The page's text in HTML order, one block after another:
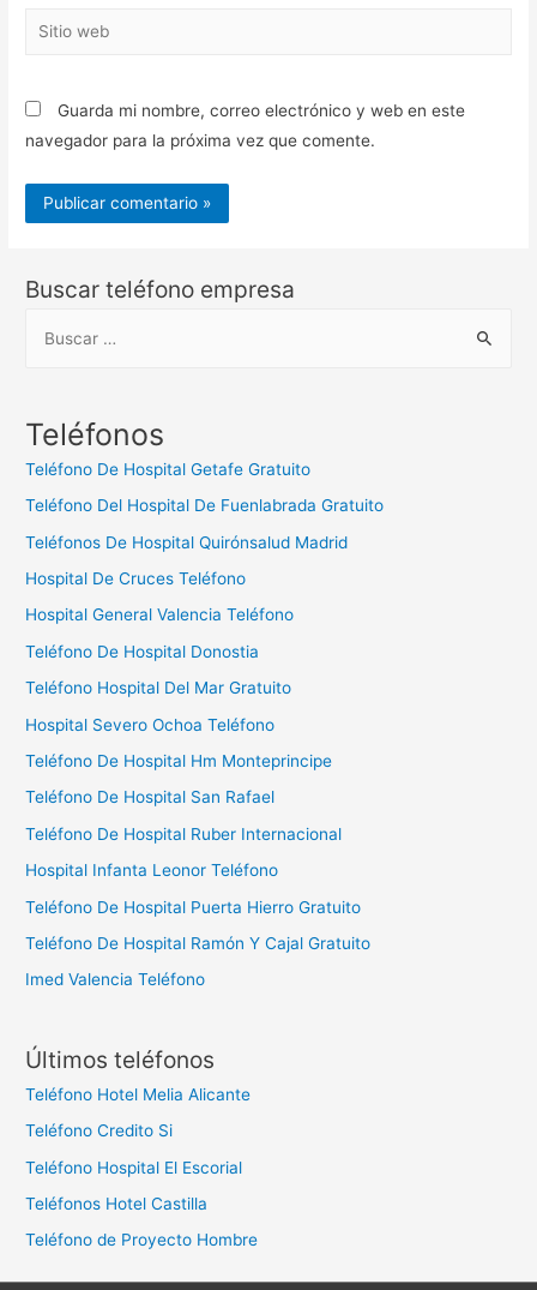
Sitio
Guarda mi nombre, correo electrónico y web en este
navegador para la próxima vez que comente.
Buscar teléfono empresa
c
:
Teléfonos
Teléfono De Hospital Getafe Gratuito
Teléfono Del Hospital De Fuenlabrada Gratuito
Teléfonos De Hospital Quirónsalud Madrid
Hospital De Cruces Teléfono
Hospital General Valencia Teléfono
Teléfono De Hospital Donostia
Teléfono Hospital Del Mar Gratuito
Hospital Severo Ochoa Teléfono
Teléfono De Hospital Hm Monteprincipe
Teléfono De Hospital San Rafael
Teléfono De Hospital Ruber Internacional
Hospital Infanta Leonor Teléfono
Teléfono De Hospital Puerta Hierro Gratuito
Teléfono De Hospital Ramón Y Cajal Gratuito
Imed Valencia Teléfono
Últimos teléfonos
Teléfono Hotel Melia Alicante
Teléfono Credito Si
Teléfono Hospital El Escorial
Teléfonos Hotel Castilla
Teléfono de Proyecto Hombre